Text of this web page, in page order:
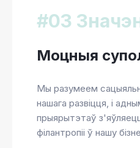
#03
Моцныя
Мы разумеем
нашага развіцця, і
прыярытэтаў
філантропіі ў нашу